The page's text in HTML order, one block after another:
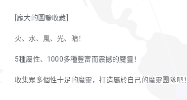
[龐大的圖鑒收藏]
火、水、風、光、暗！
5種屬性、1000多種豐富而震撼的魔靈！
收集眾多個性十足的魔靈，打造屬於自己的魔靈團隊吧！